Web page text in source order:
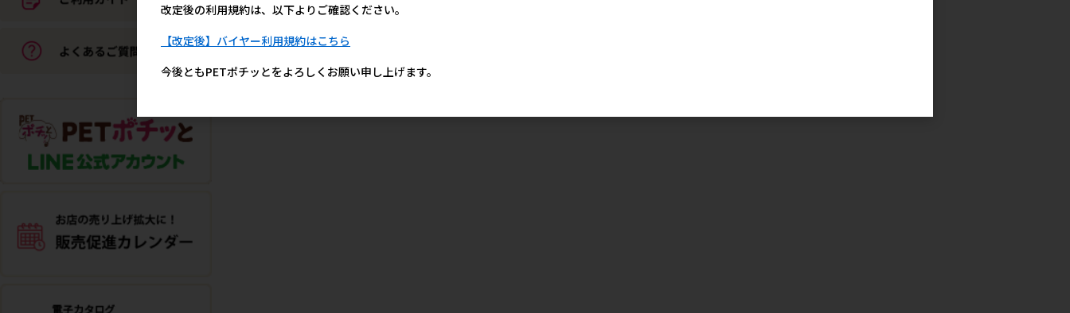
改定後の利用規約は、以下よりご確認ください。
【改定後】バイヤー利用規約はこちら
今後ともPETポチッとをよろしくお願い申し上げます。